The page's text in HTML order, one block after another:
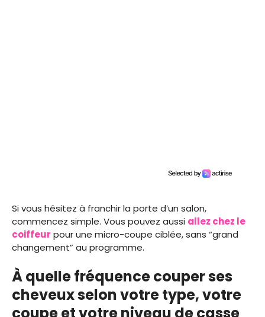
Si vous hésitez à franchir la porte d’un salon,
commencez simple. Vous pouvez aussi allez chez le
coiffeur pour une micro-coupe ciblée, sans “grand
changement” au programme.
À quelle fréquence couper ses
cheveux selon votre type, votre